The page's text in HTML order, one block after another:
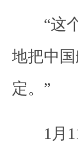
“这个
地把中
定。”
1月11